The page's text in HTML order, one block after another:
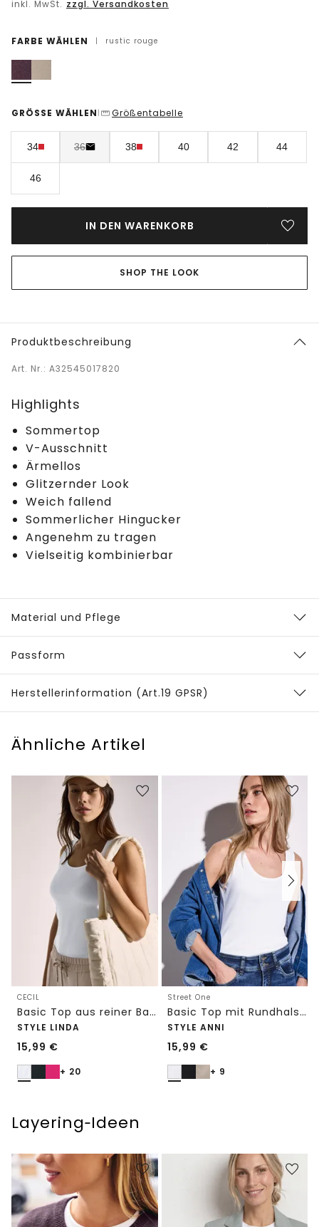
inkl. MwSt. zzgl. Versandkosten
FARBE WÄHLEN | rustic rouge
GRÖSSE WÄHLEN | Größentabelle
34 36 38 40 42 44
46
IN DEN WARENKORB
SHOP THE LOOK
Produktbeschreibung
Art. Nr.: A32545017820
Highlights
Sommertop
V-Ausschnitt
Ärmellos
Glitzernder Look
Weich fallend
Sommerlicher Hingucker
Angenehm zu tragen
Vielseitig kombinierbar
Material und Pflege
Passform
Herstellerinformation (Art.19 GPSR)
Ähnliche Artikel
CECIL
Basic Top aus reiner Baumwolle
STYLE LINDA
15,99 €
+ 20
Street One
Basic Top mit Rundhals in Unifarbe
STYLE ANNI
15,99 €
+ 9
Layering‑Ideen